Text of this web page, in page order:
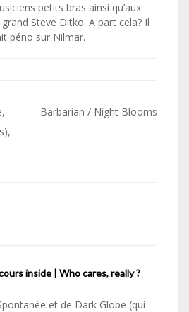
petits bras ainsi qu’aux
Steve Ditko. A part cela? Il
péno sur Nilmar.
Barbarian / Night Blooms
inside | Who cares, really ?
et de Dark Globe (qui